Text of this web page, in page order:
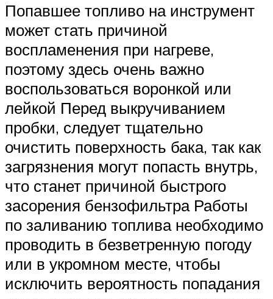
Попавшее топливо на инструмент
может стать причиной
воспламенения при нагреве,
поэтому здесь очень важно
воспользоваться воронкой или
лейкой Перед выкручиванием
пробки, следует тщательно
очистить поверхность бака, так как
загрязнения могут попасть внутрь,
что станет причиной быстрого
засорения бензофильтра Работы
по заливанию топлива необходимо
проводить в безветренную погоду
или в укромном месте, чтобы
исключить вероятность попадания